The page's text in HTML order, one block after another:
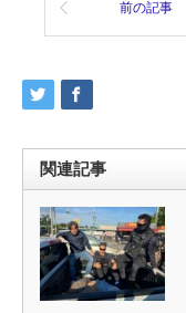
前の記事
関連記事